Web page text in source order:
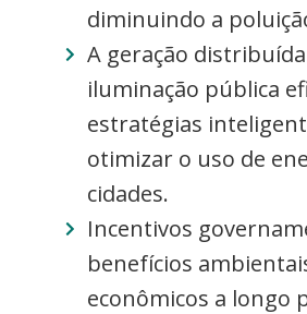
diminuindo a
A geração
iluminação pública
estratégias
otimizar o uso de
cidades.
Incentivos
benefícios
econômicos a longo